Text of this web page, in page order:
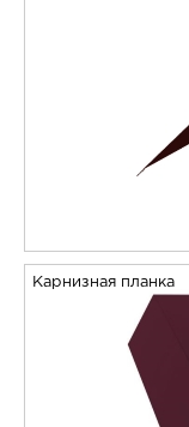
Карнизная планка